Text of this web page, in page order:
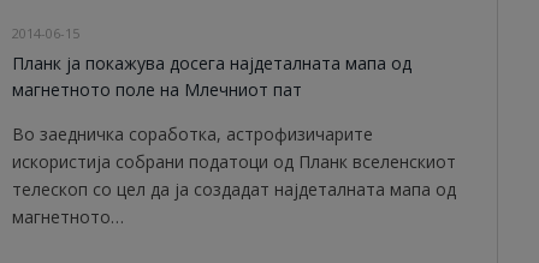
2014-06-15
Планк ја покажува досега најдеталната мапа од
магнетното полe на Млечниот пат
Во заедничка соработка, астрофизичарите
искористија собрани податоци од Планк вселенскиот
телескоп со цел да ја создадат најдеталната мапа од
магнетното…